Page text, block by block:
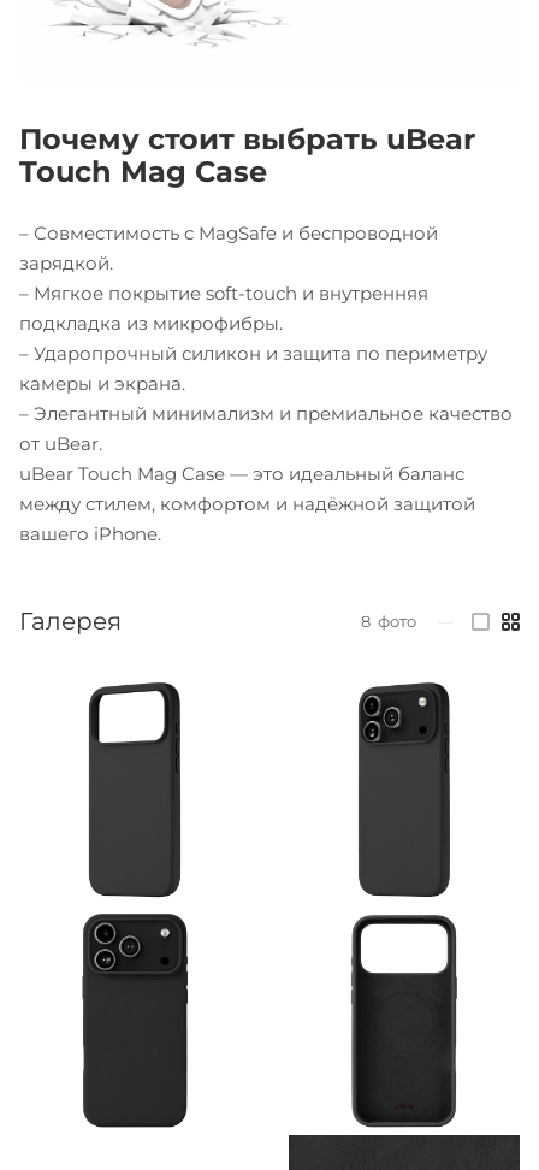
Почему стоит выбрать uBear
Touch Mag Case
– Совместимость с MagSafe и беспроводной
зарядкой.
– Мягкое покрытие soft-touch и внутренняя
подкладка из микрофибры.
– Ударопрочный силикон и защита по периметру
камеры и экрана.
– Элегантный минимализм и премиальное качество
от uBear.
uBear Touch Mag Case — это идеальный баланс
между стилем, комфортом и надёжной защитой
вашего iPhone.
Галерея 8 фото